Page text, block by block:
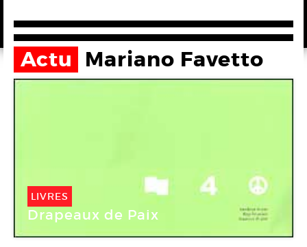
Actu Mariano Favetto
LIVRES
Drapeaux de Paix